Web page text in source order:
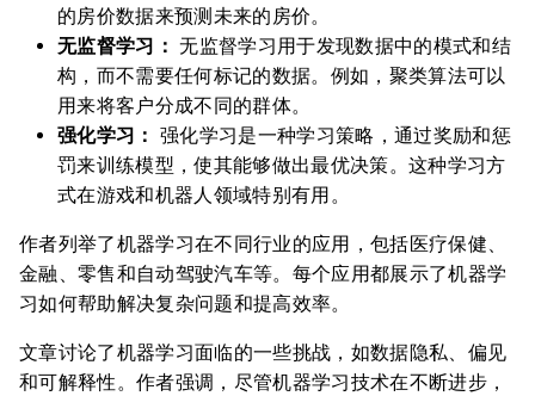
的房价数据来预测未来的房价。
无监督学习： 无监督学习用于发现数据中的模式和结
构，而不需要任何标记的数据。例如，聚类算法可以
用来将客户分成不同的群体。
强化学习： 强化学习是一种学习策略，通过奖励和惩
罚来训练模型，使其能够做出最优决策。这种学习方
式在游戏和机器人领域特别有用。
作者列举了机器学习在不同行业的应用，包括医疗保健、
金融、零售和自动驾驶汽车等。每个应用都展示了机器学
习如何帮助解决复杂问题和提高效率。
文章讨论了机器学习面临的一些挑战，如数据隐私、偏见
和可解释性。作者强调，尽管机器学习技术在不断进步，